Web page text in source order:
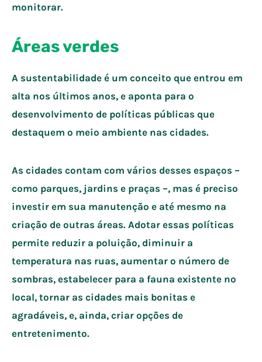
monitorar.
Áreas verdes
A sustentabilidade é um conceito que entrou em
alta nos últimos anos, e aponta para o
desenvolvimento de políticas públicas que
destaquem o meio ambiente nas cidades.
As cidades contam com vários desses espaços –
como parques, jardins e praças –, mas é preciso
investir em sua manutenção e até mesmo na
criação de outras áreas. Adotar essas políticas
permite reduzir a poluição, diminuir a
temperatura nas ruas, aumentar o número de
sombras, estabelecer para a fauna existente no
local, tornar as cidades mais bonitas e
agradáveis, e, ainda, criar opções de
entretenimento.